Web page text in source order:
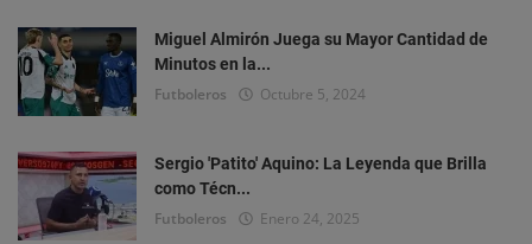
Miguel Almirón Juega su Mayor Cantidad de
Minutos en la...
Futboleros Octubre 5, 2024
Sergio 'Patito' Aquino: La Leyenda que Brilla
como Técn...
Futboleros Enero 24, 2025